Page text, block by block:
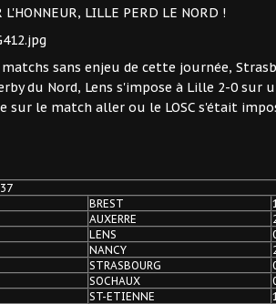
L'HONNEUR, LILLE PERD LE NORD !
sans enjeu de cette journée,
du Nord, Lens s'impose à Lille 2-0 sur
sur le match aller ou le LOSC s'était
BREST
AUXERRE
LENS
NANCY
STRASBOURG
SOCHAUX
ST-ETIENNE